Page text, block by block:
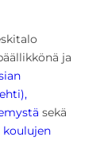
ja
sekä